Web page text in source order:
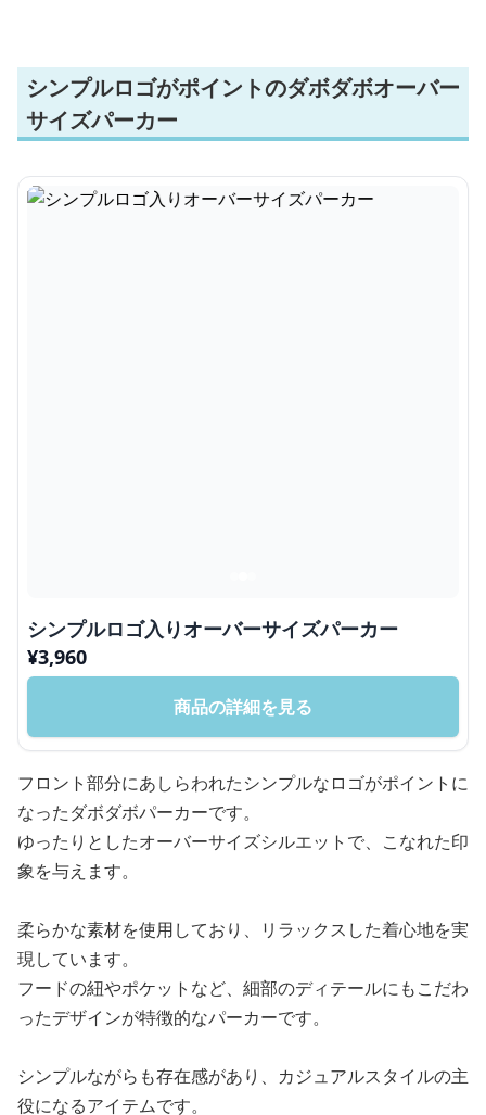
シンプルロゴがポイントのダボダボオーバー
サイズパーカー
シンプルロゴ入りオーバーサイズパーカー
¥3,960
商品の詳細を見る
フロント部分にあしらわれたシンプルなロゴがポイントに
なったダボダボパーカーです。
ゆったりとしたオーバーサイズシルエットで、こなれた印
象を与えます。
柔らかな素材を使用しており、リラックスした着心地を実
現しています。
フードの紐やポケットなど、細部のディテールにもこだわ
ったデザインが特徴的なパーカーです。
シンプルながらも存在感があり、カジュアルスタイルの主
役になるアイテムです。